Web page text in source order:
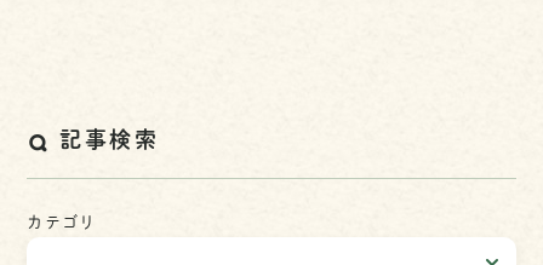
記事検索
カテゴリ